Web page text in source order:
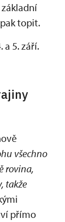
topit.
a 5. září.
všechno
rovina,
takže
přímo